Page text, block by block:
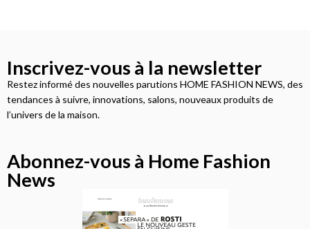
Inscrivez-vous à la newsletter
Restez informé des nouvelles parutions HOME FASHION NEWS, des
tendances à suivre, innovations, salons, nouveaux produits de
l’univers de la maison.
Abonnez-vous à Home Fashion
News